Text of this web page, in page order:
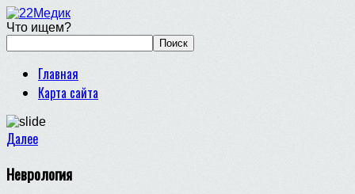
Что ищем?
Главная
Карта сайта
Далее
Неврология